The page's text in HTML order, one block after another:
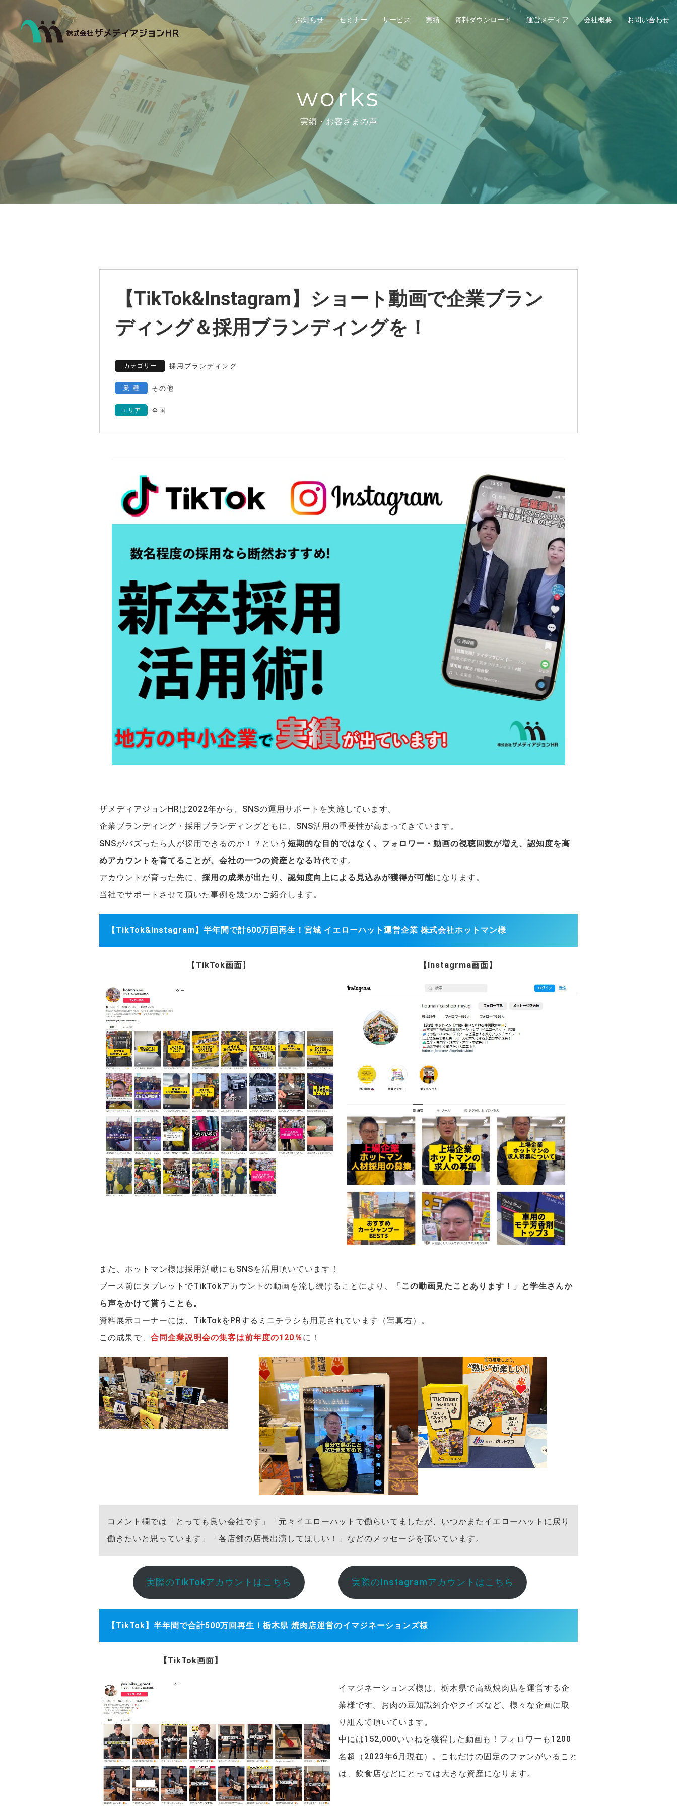
お知らせ セミナー サービス 実績 資料ダウンロード 運営メディア 会社概要 お問い合わせ
works
実績・お客さまの声
【TikTok&Instagram】ショート動画で企業ブラン
ディング＆採用ブランディングを！
カテゴリー 採用ブランディング
業種 その他
エリア 全国
ザメディアジョンHRは2022年から、SNSの運用サポートを実施しています。
企業ブランディング・採用ブランディングともに、SNS活用の重要性が高まってきています。
SNSがバズったら人が採用できるのか！？という 短期的な目的ではなく、フォロワー・動画の視聴回数が増え、認知度を高
めアカウントを育てることが、会社の一つの資産となる時代です。
アカウントが育った先に、 採用の成果が出たり、認知度向上による見込みが獲得が可能になります。
当社でサポートさせて頂いた事例を幾つかご紹介します。
【TikTok&Instagram】半年間で計600万回再生！宮城 イエローハット運営企業 株式会社ホットマン様
【 TikTok画面】 【Instagrma画面】
また、ホットマン様は採用活動にもSNSを活用頂いています！
ブース前にタブレットでTikTokアカウントの動画を流し続けることにより、
「この動画見たことあります！」と学生さんか
ら声をかけて貰うことも。
資料展示コーナーには、TikTokをPRするミニチラシも用意されています（写真右）。
この成果で、 合同企業説明会の集客は前年度の120％ に！
コメント欄では「とっても良い会社です」「元々イエローハットで働らいてましたが、いつかまたイエローハットに戻り
働きたいと思っています」「各店舗の店長出演してほしい！」などのメッセージを頂いています。
実際のTikTokアカウントはこちら 実際のInstagramアカウントはこちら
【TikTok】半年間で合計500万回再生！栃木県 焼肉店運営のイマジネーションズ様
【TikTok画面】
イマジネーションズ様は、栃木県で高級焼肉店を運営する企
業様です。お肉の豆知識紹介やクイズなど、様々な企画に取
り組んで頂いています。
中には152,000いいねを獲得した動画も！フォロワーも1200
名超（2023年6月現在）。これだけの固定のファンがいること
は、飲食店などにとっては大きな資産になります。